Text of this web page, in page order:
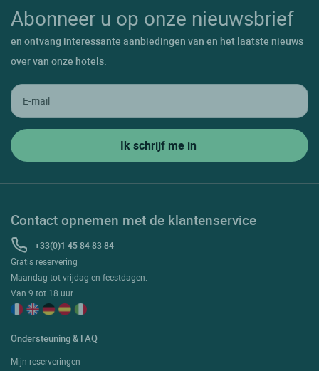
Abonneer u op onze nieuwsbrief
en ontvang interessante aanbiedingen van en het laatste nieuws
over van onze hotels.
Contact opnemen met de klantenservice
+33(0)1 45 84 83 84
Gratis reservering
Maandag tot vrijdag en feestdagen:
Van 9 tot 18 uur
Ondersteuning & FAQ
Mijn reserveringen